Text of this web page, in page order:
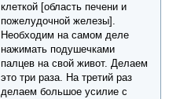
клеткой [область печени и
пожелудочной железы].
Необходим на самом деле
нажимать подушечками
палцев на свой живот. Делаем
это три раза. На третий раз
делаем большое усилие с